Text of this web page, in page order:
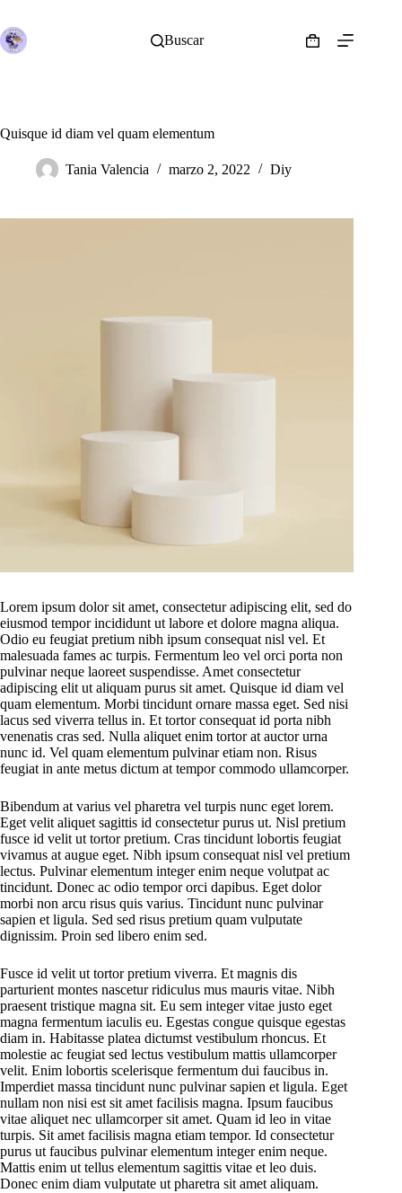
contenido
Buscar
Shopping
Quisque id diam vel quam elementum
Tania Valencia marzo 2, 2022 Diy
Lorem ipsum dolor sit amet, consectetur adipiscing elit, sed do
eiusmod tempor incididunt ut labore et dolore magna aliqua.
Odio eu feugiat pretium nibh ipsum consequat nisl vel. Et
malesuada fames ac turpis. Fermentum leo vel orci porta non
pulvinar neque laoreet suspendisse. Amet consectetur
adipiscing elit ut aliquam purus sit amet. Quisque id diam vel
quam elementum. Morbi tincidunt ornare massa eget. Sed nisi
lacus sed viverra tellus in. Et tortor consequat id porta nibh
venenatis cras sed. Nulla aliquet enim tortor at auctor urna
nunc id. Vel quam elementum pulvinar etiam non. Risus
feugiat in ante metus dictum at tempor commodo ullamcorper.
Bibendum at varius vel pharetra vel turpis nunc eget lorem.
Eget velit aliquet sagittis id consectetur purus ut. Nisl pretium
fusce id velit ut tortor pretium. Cras tincidunt lobortis feugiat
vivamus at augue eget. Nibh ipsum consequat nisl vel pretium
lectus. Pulvinar elementum integer enim neque volutpat ac
tincidunt. Donec ac odio tempor orci dapibus. Eget dolor
morbi non arcu risus quis varius. Tincidunt nunc pulvinar
sapien et ligula. Sed sed risus pretium quam vulputate
dignissim. Proin sed libero enim sed.
Fusce id velit ut tortor pretium viverra. Et magnis dis
parturient montes nascetur ridiculus mus mauris vitae. Nibh
praesent tristique magna sit. Eu sem integer vitae justo eget
magna fermentum iaculis eu. Egestas congue quisque egestas
diam in. Habitasse platea dictumst vestibulum rhoncus. Et
molestie ac feugiat sed lectus vestibulum mattis ullamcorper
velit. Enim lobortis scelerisque fermentum dui faucibus in.
Imperdiet massa tincidunt nunc pulvinar sapien et ligula. Eget
nullam non nisi est sit amet facilisis magna. Ipsum faucibus
vitae aliquet nec ullamcorper sit amet. Quam id leo in vitae
turpis. Sit amet facilisis magna etiam tempor. Id consectetur
purus ut faucibus pulvinar elementum integer enim neque.
Mattis enim ut tellus elementum sagittis vitae et leo duis.
Donec enim diam vulputate ut pharetra sit amet aliquam.